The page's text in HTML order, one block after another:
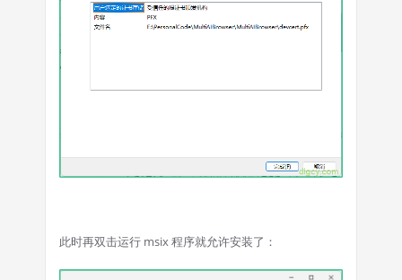
此时再双击运行 msix 程序就允许安装了：